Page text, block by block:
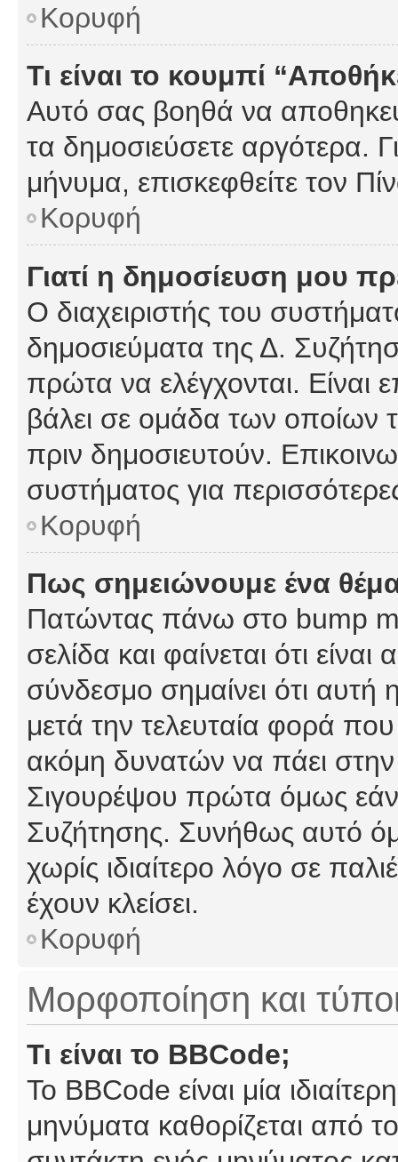
Κορυφή
Τι είναι το κουμπί
Αυτό σας βοηθά να
τα δημοσιεύσετε αργότερα.
μήνυμα, επισκεφθείτε τον
Κορυφή
Γιατί η δημοσίευση μου
Ο διαχειριστής του
δημοσιεύματα της Δ.
πρώτα να ελέγχονται. Είναι
βάλει σε ομάδα των οποίων
πριν δημοσιευτούν.
συστήματος για
Κορυφή
Πως σημειώνουμε ένα
Πατώντας πάνω στο bump
σελίδα και φαίνεται ότι
σύνδεσμο σημαίνει ότι αυτή
μετά την τελευταία φορά που
ακόμη δυνατών να πάει
Σιγουρέψου πρώτα όμως εάν
Συζήτησης. Συνήθως αυτό
χωρίς ιδιαίτερο λόγο σε
έχουν κλείσει.
Κορυφή
Μορφοποίηση και
Τι είναι το BBCode;
Το BBCode είναι μία
μηνύματα καθορίζεται από